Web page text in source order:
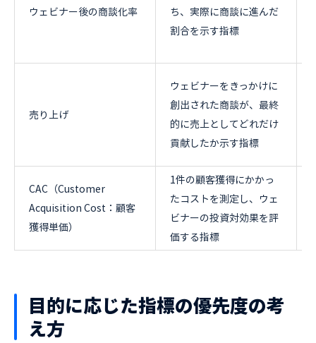
ウェビナー後の商談化率
ち、実際に商談に進んだ
割合を示す指標
売り上げ
ウェビナーをきっかけに
創出された商談が、最終
的に売上としてどれだけ
貢献したか示す指標
CAC（Customer
Acquisition Cost：顧客
獲得単価）
1件の顧客獲得にかかっ
たコストを測定し、ウェ
ビナーの投資対効果を評
価する指標
目的に応じた指標の優先度の考
え方